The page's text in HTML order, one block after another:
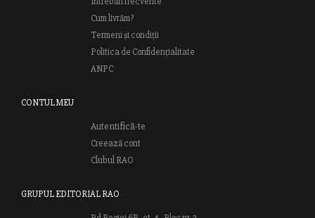
Cum livrăm?
Termeni și condiții
Politica de Confidențialitate
ANPC
CONTUL MEU
Autentifică-te
Creează cont
Clubul RAO
GRUPUL EDITORIAL RAO